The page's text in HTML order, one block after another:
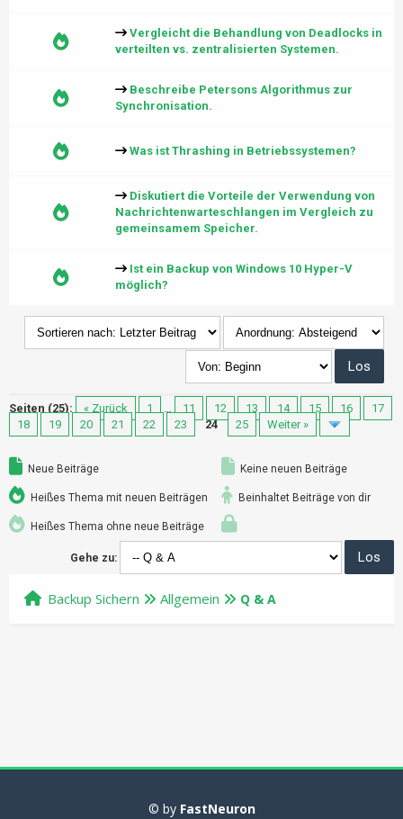
Vergleicht die Behandlung von Deadlocks in
verteilten vs. zentralisierten Systemen.
Beschreibe Petersons Algorithmus zur
Synchronisation.
Was ist Thrashing in Betriebssystemen?
Diskutiert die Vorteile der Verwendung von
Nachrichtenwarteschlangen im Vergleich zu
gemeinsamem Speicher.
Ist ein Backup von Windows 10 Hyper-V
möglich?
Seiten (25): « Zurück 1 … 11 12 13 14 15 16
17
18
19 20 21 22 23 24 25 Weiter »
Neue Beiträge
Heißes Thema mit neuen Beiträgen
Heißes Thema ohne neue Beiträge
Keine neuen Beiträge
Beinhaltet Beiträge von dir
Gehe zu:
Backup Sichern Allgemein Q & A
© by FastNeuron